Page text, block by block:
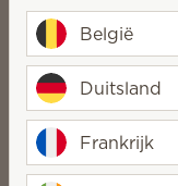
I. De
persoonlijke
Scentsy, Inc.
over u
informatie met
persoon die door
België
Duitsland
Frankrijk